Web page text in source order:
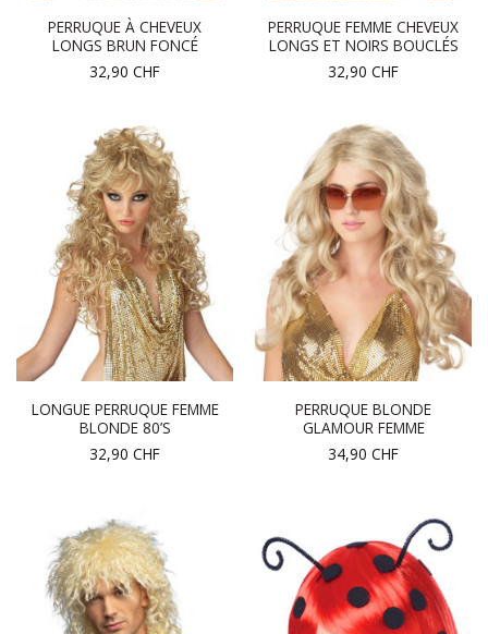
PERRUQUE À CHEVEUX
LONGS BRUN FONCÉ
32,90 CHF
PERRUQUE FEMME CHEVEUX
LONGS ET NOIRS BOUCLÉS
32,90 CHF
LONGUE PERRUQUE FEMME
BLONDE 80’S
32,90 CHF
PERRUQUE BLONDE
GLAMOUR FEMME
34,90 CHF